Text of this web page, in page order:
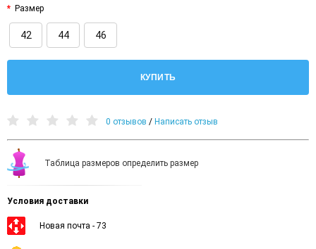
Размер
42 44 46
КУПИТЬ
0 отзывов / Написать отзыв
Таблица размеров определить размер
Условия доставки
Новая почта - 73